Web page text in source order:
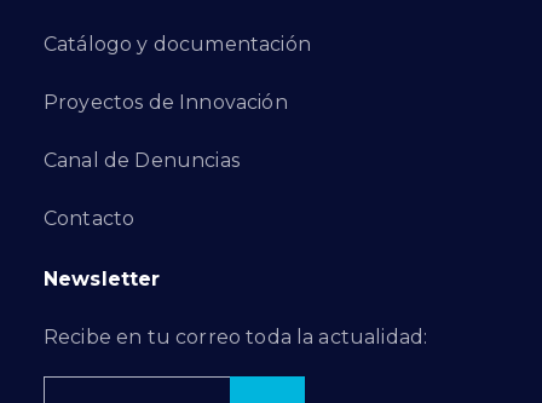
Catálogo y documentación
Proyectos de Innovación
Canal de Denuncias
Contacto
Newsletter
Recibe en tu correo toda la actualidad: